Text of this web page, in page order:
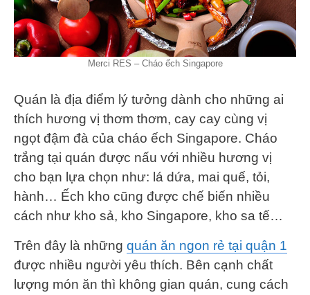
Merci RES – Cháo ếch Singapore
Quán là địa điểm lý tưởng dành cho những ai
thích hương vị thơm thơm, cay cay cùng vị
ngọt đậm đà của cháo ếch Singapore. Cháo
trắng tại quán được nấu với nhiều hương vị
cho bạn lựa chọn như: lá dứa, mai quế, tỏi,
hành… Ếch kho cũng được chế biến nhiều
cách như kho sả, kho Singapore, kho sa tế…
Trên đây là những quán ăn ngon rẻ tại quận 1
được nhiều người yêu thích. Bên cạnh chất
lượng món ăn thì không gian quán, cung cách